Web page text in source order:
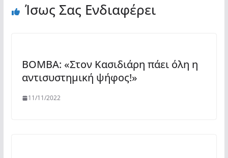
Ίσως Σας Ενδιαφέρει
ΒΟΜΒΑ: «Στον Κασιδιάρη πάει όλη η
αντισυστημική ψήφος!»
11/11/2022